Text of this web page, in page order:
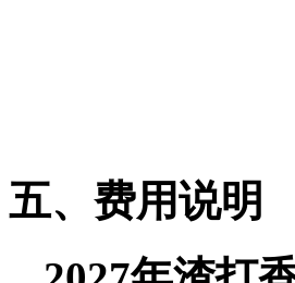
五、费用说明